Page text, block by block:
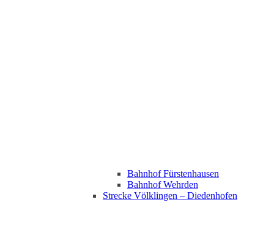
Bahnhof Fürstenhausen
Bahnhof Wehrden
Strecke Völklingen – Diedenhofen